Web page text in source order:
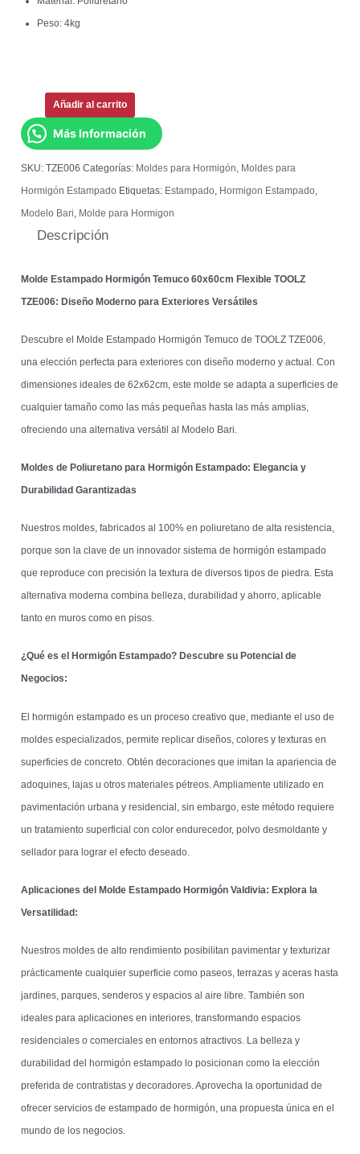
Peso: 4kg
Añadir al carrito
Más Información
SKU:TZE006 Categorías: Moldes para Hormigón, Moldes para
Hormigón Estampado Etiquetas: Estampado, Hormigon Estampado,
Modelo Bari, Molde para Hormigon
Descripción
Molde Estampado Hormigón Temuco 60x60cm Flexible TOOLZ
TZE006: Diseño Moderno para Exteriores Versátiles
Descubre el Molde Estampado Hormigón Temuco de TOOLZ TZE006,
una elección perfecta para exteriores con diseño moderno y actual. Con
dimensiones ideales de 62x62cm, este molde se adapta a superficies de
cualquier tamaño como las más pequeñas hasta las más amplias,
ofreciendo una alternativa versátil al Modelo Bari.
Moldes de Poliuretano para Hormigón Estampado: Elegancia y
Durabilidad Garantizadas
Nuestros moldes, fabricados al 100% en poliuretano de alta resistencia,
porque son la clave de un innovador sistema de hormigón estampado
que reproduce con precisión la textura de diversos tipos de piedra. Esta
alternativa moderna combina belleza, durabilidad y ahorro, aplicable
tanto en muros como en pisos.
¿Qué es el Hormigón Estampado? Descubre su Potencial de
Negocios:
El hormigón estampado es un proceso creativo que, mediante el uso de
moldes especializados, permite replicar diseños, colores y texturas en
superficies de concreto. Obtén decoraciones que imitan la apariencia de
adoquines, lajas u otros materiales pétreos. Ampliamente utilizado en
pavimentación urbana y residencial, sin embargo, este método requiere
un tratamiento superficial con color endurecedor, polvo desmoldante y
sellador para lograr el efecto deseado.
Aplicaciones del Molde Estampado Hormigón Valdivia: Explora la
Versatilidad:
Nuestros moldes de alto rendimiento posibilitan pavimentar y texturizar
prácticamente cualquier superficie como paseos, terrazas y aceras hasta
jardines, parques, senderos y espacios al aire libre. También son
ideales para aplicaciones en interiores, transformando espacios
residenciales o comerciales en entornos atractivos. La belleza y
durabilidad del hormigón estampado lo posicionan como la elección
preferida de contratistas y decoradores. Aprovecha la oportunidad de
ofrecer servicios de estampado de hormigón, una propuesta única en el
mundo de los negocios.